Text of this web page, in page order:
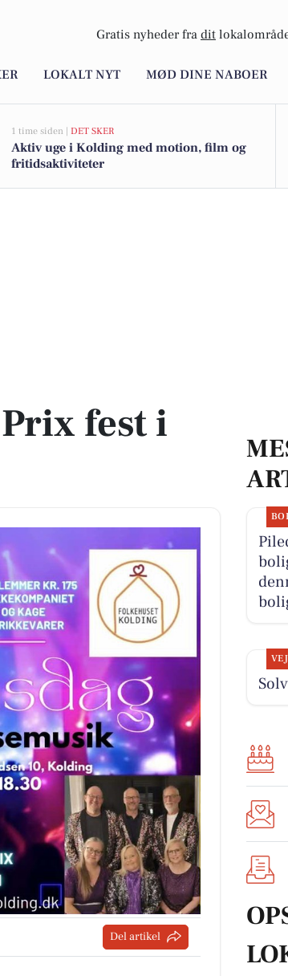
Gratis nyheder fra dit
LOKALT NYT MØD DINE NABOER
1 time siden | DET SKER
Aktiv uge i Kolding med motion, film og
fritidsaktiviteter
fest i
Del artikel